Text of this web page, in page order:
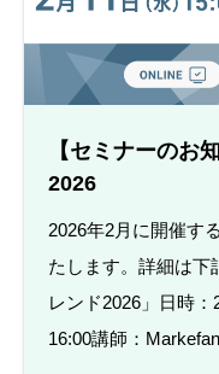
【セミナーのお
2026
2026年2月に開催す
たします。詳細は下
レンド2026」日時：
16:00講師：